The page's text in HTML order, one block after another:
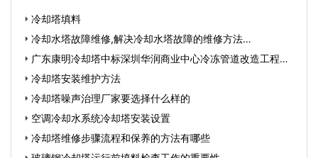
冷却塔填料
冷却水塔故障维修,解决冷却水塔故障的维修方法…
广东康明冷却塔中标深圳华润商业中心冷冻管道改造工程…
冷却塔安装维护方法
冷却塔噪声治理厂家要选择什么样的
空调冷却水系统冷却塔安装设置
冷却塔维修步骤流程和保养的方法有哪些